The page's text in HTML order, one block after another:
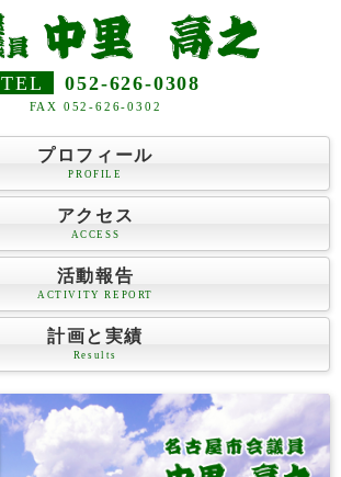
TEL 052-626-0308
FAX 052-626-0302
プロフィール
PROFILE
アクセス
ACCESS
活動報告
ACTIVITY REPORT
計画と実績
Results